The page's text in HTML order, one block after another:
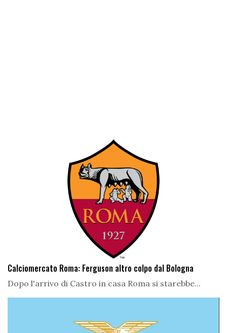
Calciomercato Roma: Ferguson altro colpo dal Bologna
Dopo l'arrivo di Castro in casa Roma si starebbe...